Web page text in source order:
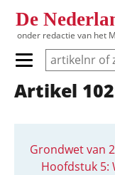
De
onder redactie van het
Primair menu
Hoofdnavigatie
Artikel
Grondwet van
Hoofdstuk 5: